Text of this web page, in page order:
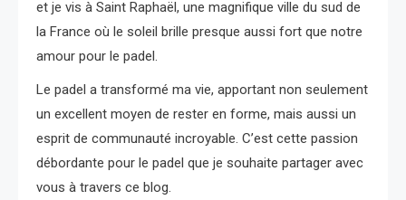
et je vis à Saint Raphaël, une magnifique ville du sud de
la France où le soleil brille presque aussi fort que notre
amour pour le padel.
Le padel a transformé ma vie, apportant non seulement
un excellent moyen de rester en forme, mais aussi un
esprit de communauté incroyable. C’est cette passion
débordante pour le padel que je souhaite partager avec
vous à travers ce blog.